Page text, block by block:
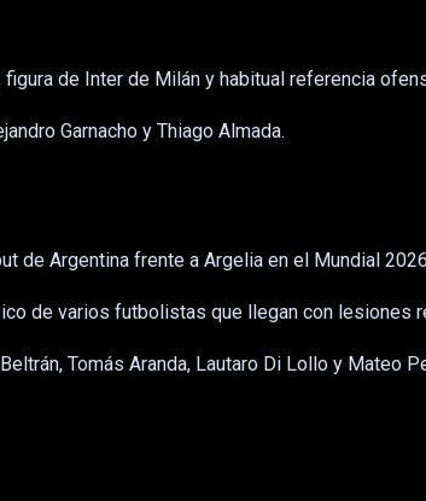
de Inter de Milán y habitual referencia
Garnacho y Thiago Almada.
de Argentina frente a Argelia en el Mundial
de varios futbolistas que llegan con lesiones
Tomás Aranda, Lautaro Di Lollo y Mateo